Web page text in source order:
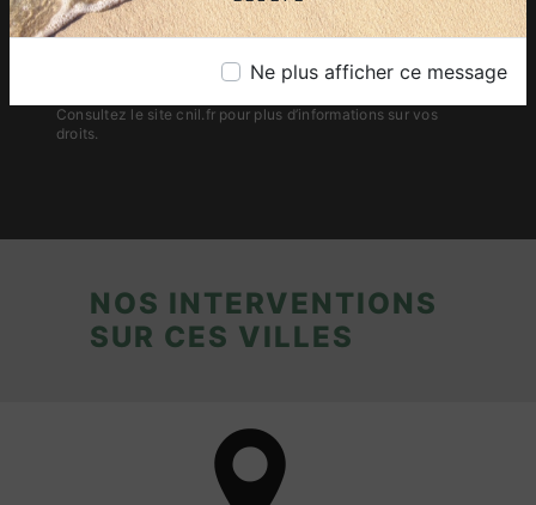
Ne plus afficher ce message
conservons vos données pendant la période de prise de
contact puis pendant la durée de prescription légale aux fins
de vous inscrire sur la liste d'opposition au démarchage
Consultez le site cnil.fr pour plus d’informations sur vos
droits.
NOS INTERVENTIONS
SUR CES VILLES